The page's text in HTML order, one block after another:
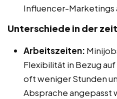
Influencer-Marketings
Unterschiede in der
Arbeitszeiten:
Flexibilität in Bezug
oft weniger Stunden
Absprache angepasst